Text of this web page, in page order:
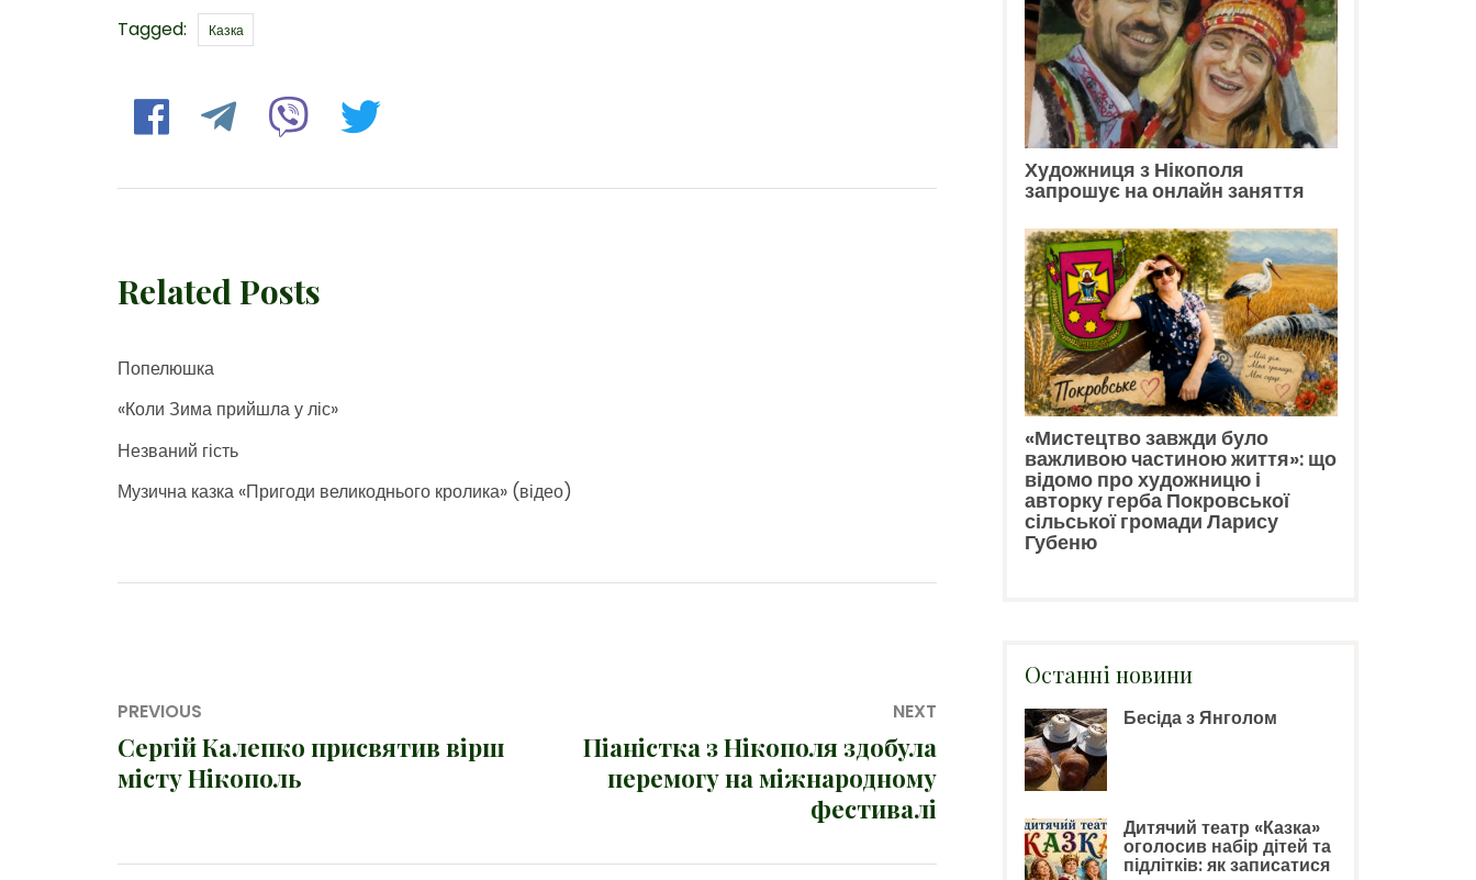
Tagged: Tags
Казка
Related Posts
Попелюшка
«Коли Зима прийшла у ліс»
Незваний гість
Музична казка «Пригоди великоднього кролика» (відео)
Навігація
записів
PREVIOUS
Previous
post:
Сергій Калепко присвятив вірш
місту Нікополь
NEXT
NextПіаністка з Нікополя здобула
перемогу на міжнародному
фестивалі
Художниця з Нікополя
запрошує на онлайн заняття
«Мистецтво завжди було
важливою частиною життя»: що
відомо про художницю і
авторку герба Покровської
сільської громади Ларису
Губеню
Останні новини
Бесіда з Янголом
Дитячий театр «Казка»
оголосив набір дітей та
підлітків: як записатися